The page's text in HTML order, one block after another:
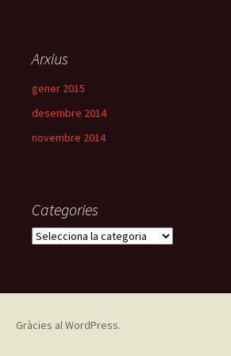
:Arxius
gener 2015
desembre 2014
novembre 2014
Categories
C
Gràcies al WordPress.